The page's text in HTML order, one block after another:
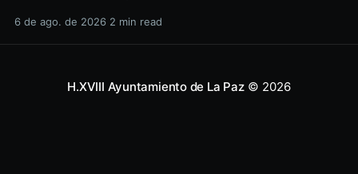
salud y los derechos de las mujeres, así como generar
6 de ago. de 2026 2 min read
H.XVIII Ayuntamiento de La Paz© 2026